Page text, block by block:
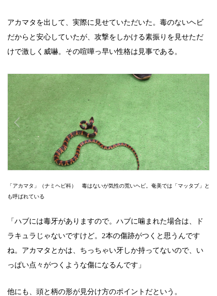
アカマタを出して、実際に見せていただいた。毒のないヘビ
だからと安心していたが、攻撃をしかける素振りを見せただ
けで激しく威嚇。その喧嘩っ早い性格は見事である。
「アカマタ」（ナミヘビ科） 毒はないが気性の荒いヘビ。奄美では「マッタブ」と
も呼ばれている
「ハブには毒牙がありますので。ハブに噛まれた場合は、ド
ラキュラじゃないですけど。2本の傷跡がつくと思うんです
ね。アカマタとかは、ちっちゃい牙しか持ってないので、い
っぱい点々がつくような傷になるんです」
他にも、頭と柄の形が見分け方のポイントだという。